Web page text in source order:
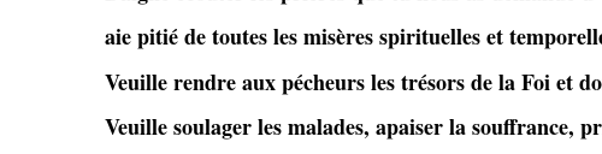
aie pitié de toutes les misères spirituelles et
Veuille rendre aux pécheurs les trésors de la Foi et
Veuille soulager les malades, apaiser la souffrance,